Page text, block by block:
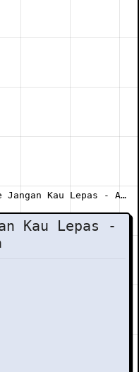
Kau Lepas - Alexa
Kau Lepas -